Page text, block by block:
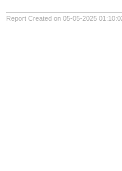
Report Created on 05-05-2025